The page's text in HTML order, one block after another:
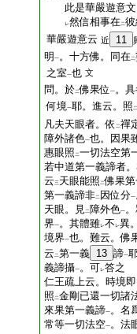
此是華嚴遊意文
レ然信相事在二
華嚴遊意云 近 11
明 一。十方佛。同在二
之室一也 文
問。於二佛果位 一。具
何境一耶。進云。照 二
凡夫天眼者。依 二禪
障外諸色一也。因果
惠眼照 二一切法空第
若中道第一義諦者
云三天眼能照 二佛果
第一義諦非二 因位分一
天眼。見二 障外色一
界一。其體雖レ不 レ異
境界一也。難云。佛
云 二第一義 13 諦一
義諦攝一。可レ答之
仁王疏上云。時境
照 二金剛已還一切諸
來果第一義諦一。名
常等一切法空一。法